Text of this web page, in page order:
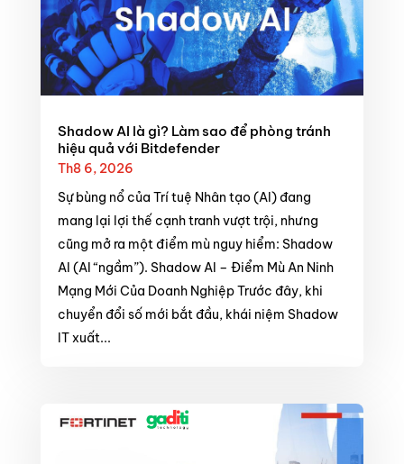
Shadow AI là gì? Làm sao để phòng tránh
hiệu quả với Bitdefender
Th8 6, 2026
Sự bùng nổ của Trí tuệ Nhân tạo (AI) đang
mang lại lợi thế cạnh tranh vượt trội, nhưng
cũng mở ra một điểm mù nguy hiểm: Shadow
AI (AI “ngầm”). Shadow AI – Điểm Mù An Ninh
Mạng Mới Của Doanh Nghiệp Trước đây, khi
chuyển đổi số mới bắt đầu, khái niệm Shadow
IT xuất...